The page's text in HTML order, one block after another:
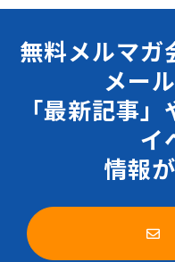
無料メルマガ
メー
「最新記事
イ
情報